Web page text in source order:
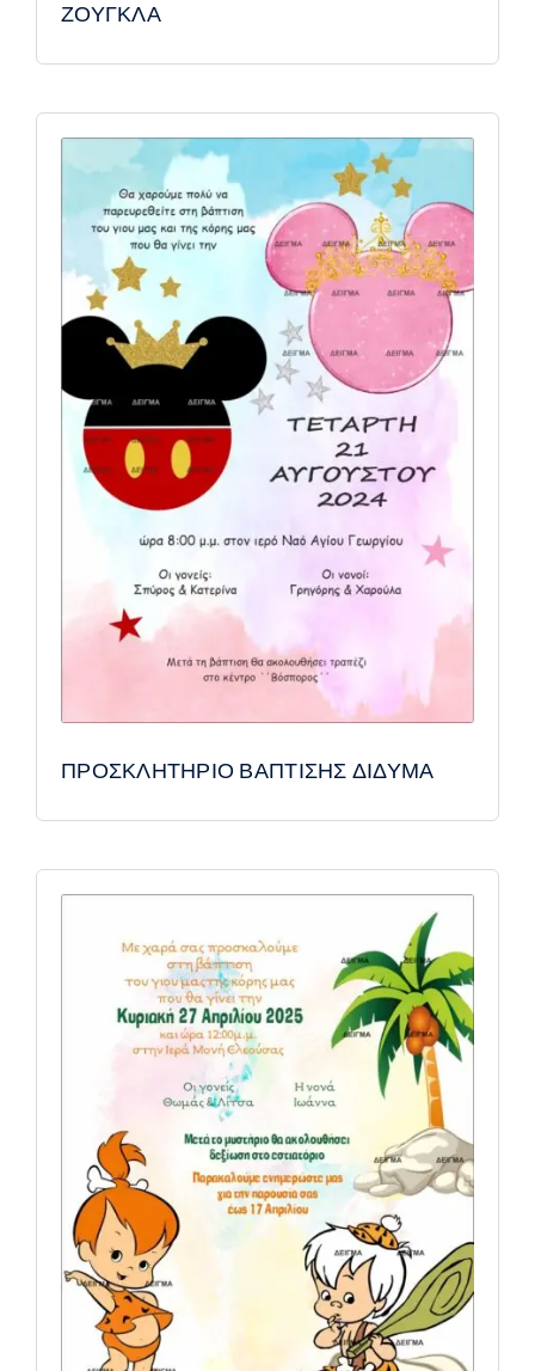
ΖΟΥΓΚΛΑ
ΠΡΟΣΚΛΗΤΗΡΙΟ ΒΑΠΤΙΣΗΣ ΔΙΔΥΜΑ